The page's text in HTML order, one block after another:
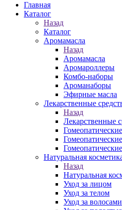
Главная
Каталог
Назад
Каталог
Аромамасла
Назад
Аромамасла
Аромароллеры
Комбо-наборы
Ароманаборы
Эфирные масла
Лекарственные
Назад
Лекарственные
Натуральная
Назад
Натуральная
Уход за лицом
Уход за телом
Уход за волосами